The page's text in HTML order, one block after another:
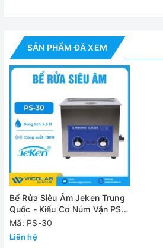
Dải thời gian cài
đặt
1-30 phút
Kích thước
(LxWxH)
Kích thước
ngoài (LxWxH)
330x180x310mm
Đánh giá
SẢN PHẨM ĐÃ XEM
Bể Rửa Siêu Âm Jeken Trung
Quốc - Kiểu Cơ Núm Vặn PS-
30 | 6.5 Lít
Mã: PS-30
Liên hệ